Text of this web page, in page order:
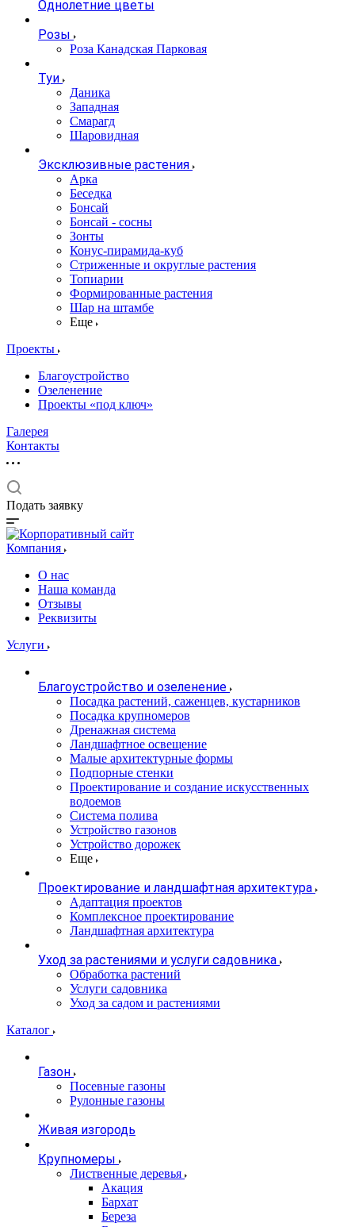
Однолетние цветы
Розы
Роза Канадская Парковая
Туи
Даника
Западная
Смарагд
Шаровидная
Эксклюзивные растения
Арка
Беседка
Бонсай
Бонсай - сосны
Зонты
Конус-пирамида-куб
Стриженные и округлые растения
Топиарии
Формированные растения
Шар на штамбе
Еще
Проекты
Благоустройство
Озеленение
Проекты «под ключ»
Галерея
Контакты
Подать заявку
Компания
О нас
Наша команда
Отзывы
Реквизиты
Услуги
Благоустройство и озеленение
Посадка растений, саженцев, кустарников
Посадка крупномеров
Дренажная система
Ландшафтное освещение
Малые архитектурные формы
Подпорные стенки
Проектирование и создание искусственных
водоемов
Система полива
Устройство газонов
Устройство дорожек
Еще
Проектирование и ландшафтная архитектура
Адаптация проектов
Комплексное проектирование
Ландшафтная архитектура
Уход за растениями и услуги садовника
Обработка растений
Услуги садовника
Уход за садом и растениями
Каталог
Газон
Посевные газоны
Рулонные газоны
Живая изгородь
Крупномеры
Лиственные деревья
Акация
Бархат
Береза